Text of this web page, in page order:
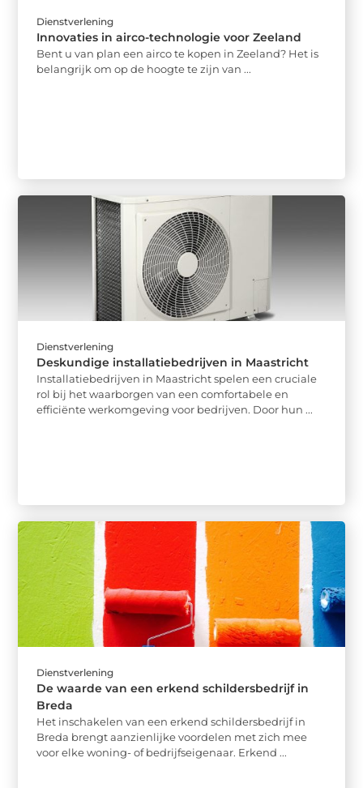
Dienstverlening
Innovaties in airco-technologie voor Zeeland
Bent u van plan een airco te kopen in Zeeland? Het is
belangrijk om op de hoogte te zijn van ...
Dienstverlening
Deskundige installatiebedrijven in Maastricht
Installatiebedrijven in Maastricht spelen een cruciale
rol bij het waarborgen van een comfortabele en
efficiënte werkomgeving voor bedrijven. Door hun ...
Dienstverlening
De waarde van een erkend schildersbedrijf in
Breda
Het inschakelen van een erkend schildersbedrijf in
Breda brengt aanzienlijke voordelen met zich mee
voor elke woning- of bedrijfseigenaar. Erkend ...